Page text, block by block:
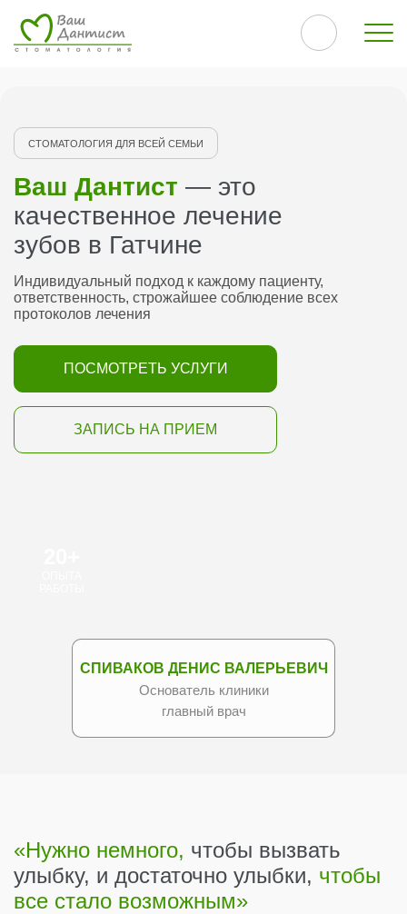
СТОМАТОЛОГИЯ ДЛЯ ВСЕЙ СЕМЬИ
Ваш Дантист — это
качественное лечение
зубов в Гатчине
Индивидуальный подход к каждому пациенту,
ответственность, строжайшее соблюдение всех
протоколов лечения
ПОСМОТРЕТЬ УСЛУГИ
ЗАПИСЬ НА ПРИЕМ
СПИВАКОВ ДЕНИС ВАЛЕРЬЕВИЧ
Основатель клиники
главный врач
«Нужно немного, чтобы вызвать
улыбку, и достаточно улыбки, чтобы
все стало возможным»